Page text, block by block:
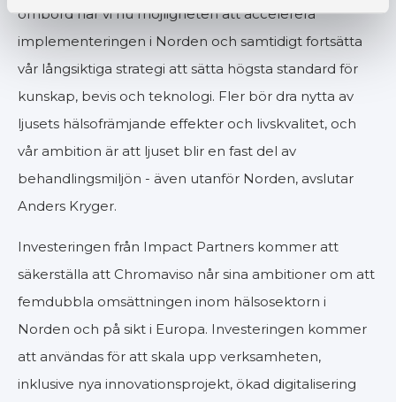
ombord har vi nu möjligheten att accelerera
implementeringen i Norden och samtidigt fortsätta
vår långsiktiga strategi att sätta högsta standard för
kunskap, bevis och teknologi. Fler bör dra nytta av
ljusets hälsofrämjande effekter och livskvalitet, och
vår ambition är att ljuset blir en fast del av
behandlingsmiljön - även utanför Norden, avslutar
Anders Kryger.
Investeringen från Impact Partners kommer att
säkerställa att Chromaviso når sina ambitioner om att
femdubbla omsättningen inom hälsosektorn i
Norden och på sikt i Europa. Investeringen kommer
att användas för att skala upp verksamheten,
inklusive nya innovationsprojekt, ökad digitalisering